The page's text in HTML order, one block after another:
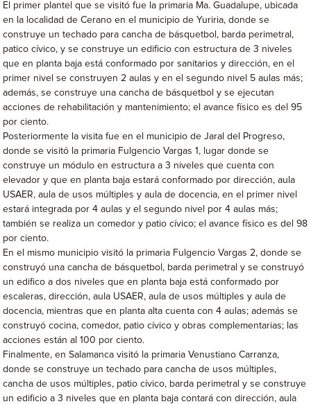
El primer plantel que se visitó fue la primaria Ma. Guadalupe, ubicada
en la localidad de Cerano en el municipio de Yuriria, donde se
construye un techado para cancha de básquetbol, barda perimetral,
patico cívico, y se construye un edificio con estructura de 3 niveles
que en planta baja está conformado por sanitarios y dirección, en el
primer nivel se construyen 2 aulas y en el segundo nivel 5 aulas más;
además, se construye una cancha de básquetbol y se ejecutan
acciones de rehabilitación y mantenimiento; el avance físico es del 95
por ciento.
Posteriormente la visita fue en el municipio de Jaral del Progreso,
donde se visitó la primaria Fulgencio Vargas 1, lugar donde se
construye un módulo en estructura a 3 niveles que cuenta con
elevador y que en planta baja estará conformado por dirección, aula
USAER, aula de usos múltiples y aula de docencia, en el primer nivel
estará integrada por 4 aulas y el segundo nivel por 4 aulas más;
también se realiza un comedor y patio cívico; el avance físico es del 98
por ciento.
En el mismo municipio visitó la primaria Fulgencio Vargas 2, donde se
construyó una cancha de básquetbol, barda perimetral y se construyó
un edifico a dos niveles que en planta baja está conformado por
escaleras, dirección, aula USAER, aula de usos múltiples y aula de
docencia, mientras que en planta alta cuenta con 4 aulas; además se
construyó cocina, comedor, patio cívico y obras complementarias; las
acciones están al 100 por ciento.
Finalmente, en Salamanca visitó la primaria Venustiano Carranza,
donde se construye un techado para cancha de usos múltiples,
cancha de usos múltiples, patio cívico, barda perimetral y se construye
un edificio a 3 niveles que en planta baja contará con dirección, aula